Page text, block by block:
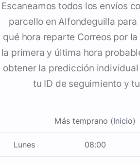
Escaneamos todos los envíos
parcello en Alfondeguilla
qué hora reparte Correos por
la primera y última hora
obtener la predicción
tu ID de seguimiento y
Más temprano (Inicio)
Lunes 08:00